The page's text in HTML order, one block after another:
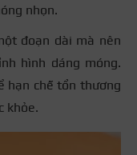
nhọn.
đoạn dài mà nên
hình dáng móng.
hạn chế tổn thương
khỏe.